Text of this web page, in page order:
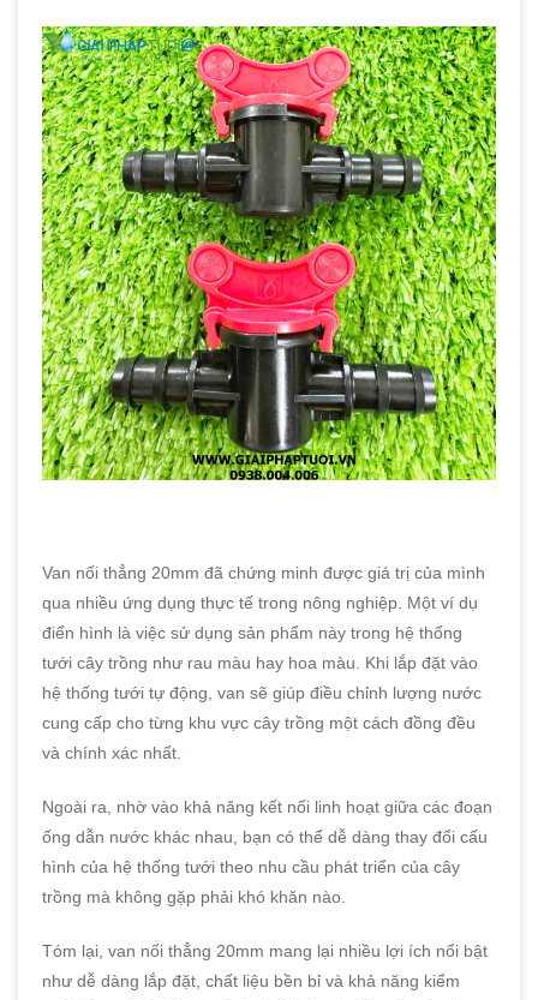
Van nối thẳng 20mm đã chứng minh được giá trị của mình
qua nhiều ứng dụng thực tế trong nông nghiệp. Một ví dụ
điển hình là việc sử dụng sản phẩm này trong hệ thống
tưới cây trồng như rau màu hay hoa màu. Khi lắp đặt vào
hệ thống tưới tự động, van sẽ giúp điều chỉnh lượng nước
cung cấp cho từng khu vực cây trồng một cách đồng đều
và chính xác nhất.
Ngoài ra, nhờ vào khả năng kết nối linh hoạt giữa các đoạn
ống dẫn nước khác nhau, bạn có thể dễ dàng thay đổi cấu
hình của hệ thống tưới theo nhu cầu phát triển của cây
trồng mà không gặp phải khó khăn nào.
Tóm lại, van nối thẳng 20mm mang lại nhiều lợi ích nổi bật
như dễ dàng lắp đặt, chất liệu bền bỉ và khả năng kiểm